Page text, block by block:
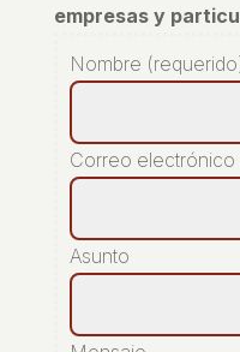
empresas y
Nombre
Correo electrónico
Asunto